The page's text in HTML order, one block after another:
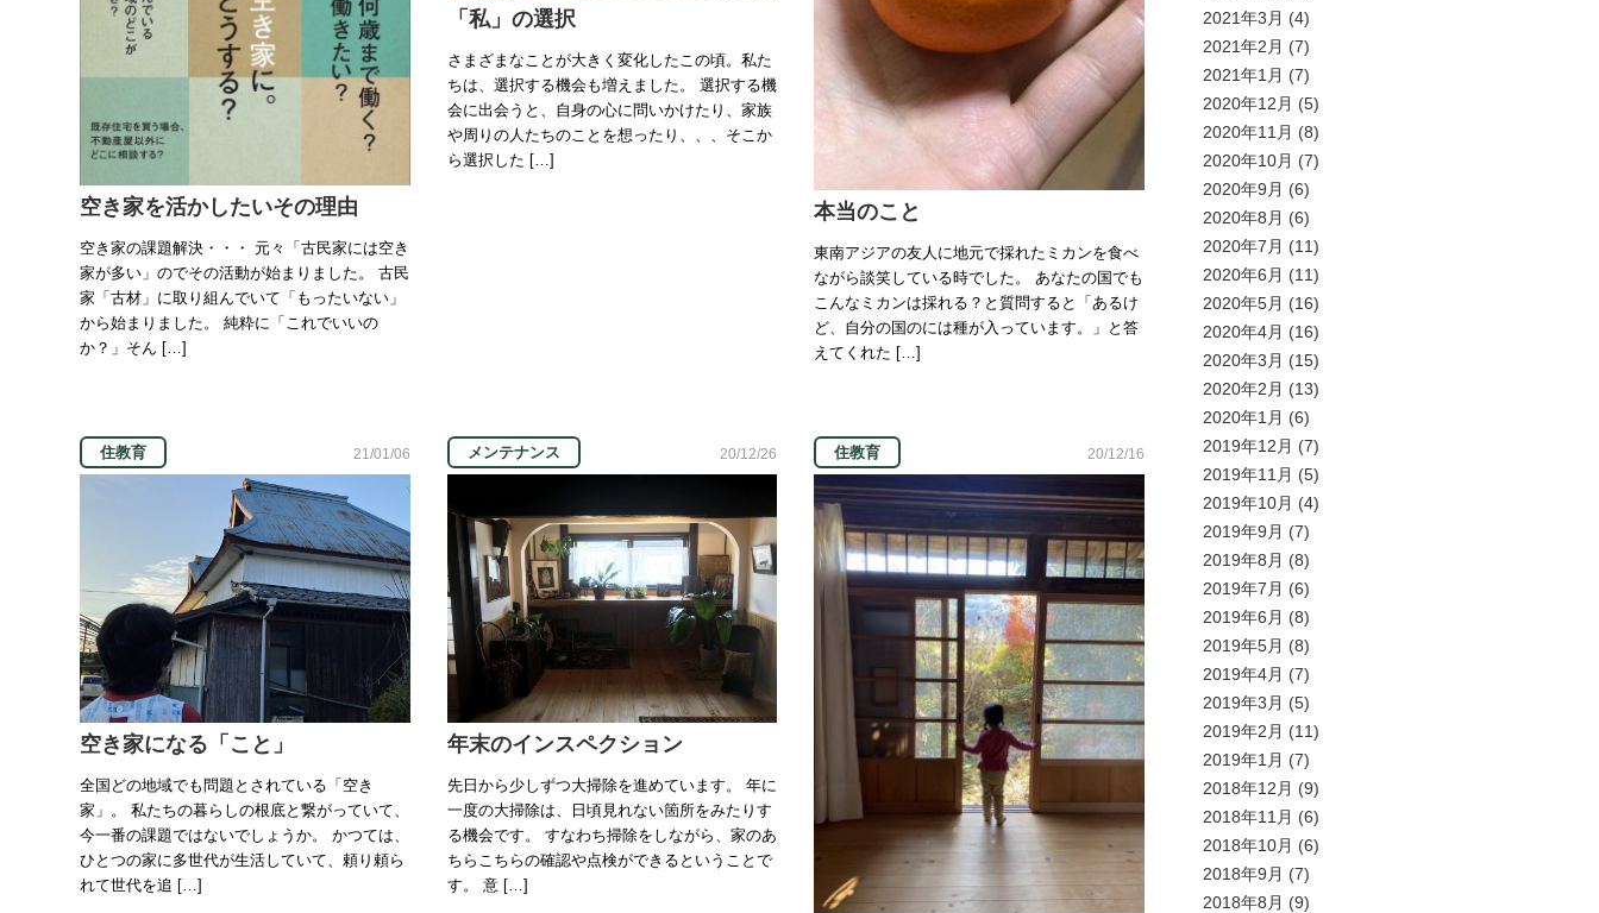
空き家を活かしたいその理由
空き家の課題解決・・・ 元々「古民家には空き
家が多い」のでその活動が始まりました。 古民
家「古材」に取り組んでいて「もったいない」
から始まりました。 純粋に「これでいいの
か？」そん […]
「私」の選択
さまざまなことが大きく変化したこの頃。私た
ちは、選択する機会も増えました。 選択する機
会に出会うと、自身の心に問いかけたり、家族
や周りの人たちのことを想ったり、、、そこか
ら選択した […]
本当のこと
東南アジアの友人に地元で採れたミカンを食べ
ながら談笑している時でした。 あなたの国でも
こんなミカンは採れる？と質問すると「あるけ
ど、自分の国のには種が入っています。」と答
えてくれた […]
住教育 21/01/06
空き家になる「こと」
全国どの地域でも問題とされている「空き
家」。 私たちの暮らしの根底と繋がっていて、
今一番の課題ではないでしょうか。 かつては、
ひとつの家に多世代が生活していて、頼り頼ら
れて世代を追 […]
メンテナンス 20/12/26
年末のインスペクション
先日から少しずつ大掃除を進めています。 年に
一度の大掃除は、日頃見れない箇所をみたりす
る機会です。 すなわち掃除をしながら、家のあ
ちらこちらの確認や点検ができるということで
す。 意 […]
住教育 20/12/16
2021年3月 (4)
2021年2月 (7)
2021年1月 (7)
2020年12月 (5)
2020年11月 (8)
2020年10月 (7)
2020年9月 (6)
2020年8月 (6)
2020年7月 (11)
2020年6月 (11)
2020年5月 (16)
2020年4月 (16)
2020年3月 (15)
2020年2月 (13)
2020年1月 (6)
2019年12月 (7)
2019年11月 (5)
2019年10月 (4)
2019年9月 (7)
2019年8月 (8)
2019年7月 (6)
2019年6月 (8)
2019年5月 (8)
2019年4月 (7)
2019年3月 (5)
2019年2月 (11)
2019年1月 (7)
2018年12月 (9)
2018年11月 (6)
2018年10月 (6)
2018年9月 (7)
2018年8月 (9)